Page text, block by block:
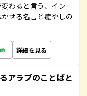
わると言う、イン
せる名言と癒やしの
詳細を見る
アラブのことばと